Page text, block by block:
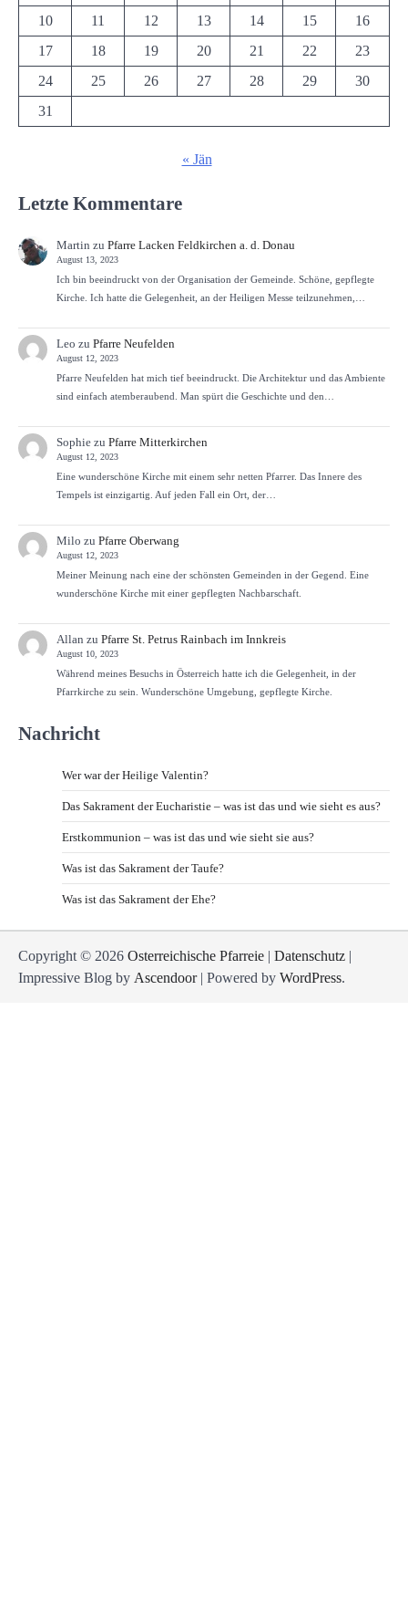
10
11 12 13 14 15
16
17
18 19 20 21 22
23
24
25 26 27 28 29
30
31
« Jän
Letzte Kommentare
Martin zu Pfarre Lacken Feldkirchen a. d. Donau
August 13, 2023
Ich bin beeindruckt von der Organisation der Gemeinde. Schöne, gepflegte
Kirche. Ich hatte die Gelegenheit, an der Heiligen Messe teilzunehmen,…
Leo zu Pfarre Neufelden
August 12, 2023
Pfarre Neufelden hat mich tief beeindruckt. Die Architektur und das Ambiente
sind einfach atemberaubend. Man spürt die Geschichte und den…
Sophiezu Pfarre Mitterkirchen
August 12, 2023
Eine wunderschöne Kirche mit einem sehr netten Pfarrer. Das Innere des
Tempels ist einzigartig. Auf jeden Fall ein Ort, der…
Milo zu Pfarre Oberwang
August 12, 2023
Meiner Meinung nach eine der schönsten Gemeinden in der Gegend. Eine
wunderschöne Kirche mit einer gepflegten Nachbarschaft.
Allan zu Pfarre St. Petrus Rainbach im Innkreis
August 10, 2023
Während meines Besuchs in Österreich hatte ich die Gelegenheit, in der
Pfarrkirche zu sein. Wunderschöne Umgebung, gepflegte Kirche.
Nachricht
Wer war der Heilige Valentin?
Das Sakrament der Eucharistie – was ist das und wie sieht es aus?
Erstkommunion – was ist das und wie sieht sie aus?
Was ist das Sakrament der Taufe?
Was ist das Sakrament der Ehe?
Copyright © 2026 Osterreichische Pfarreie | Datenschutz |
Impressive Blog by Ascendoor| Powered by WordPress.